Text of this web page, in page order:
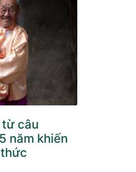
từ câu
năm khiến